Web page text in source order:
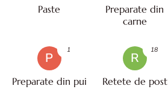
Paste
Preparate din
carne
P
Preparate din pui
1
R
Retete de post
18